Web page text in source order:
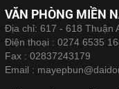
VĂN PHÒNG MIỀN
Địa chỉ: 617 - 618 Thuận
Điện thoại : 0274 6535
Fax : 02837243179
Email :